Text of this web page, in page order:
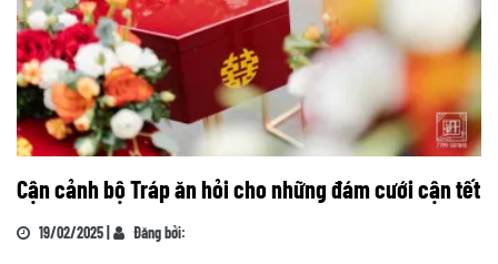
Cận cảnh bộ Tráp ăn hỏi cho những đám cưới cận tết
19/02/2025 | Đăng bởi: